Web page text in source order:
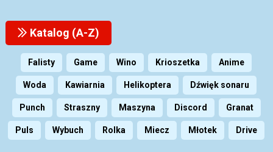
Katalog (A-Z)
Falisty Game Wino Krioszetka Anime
Woda Kawiarnia Helikoptera Dźwięk sonaru
Punch Straszny Maszyna Discord Granat
Puls Wybuch Rolka Miecz Młotek Drive